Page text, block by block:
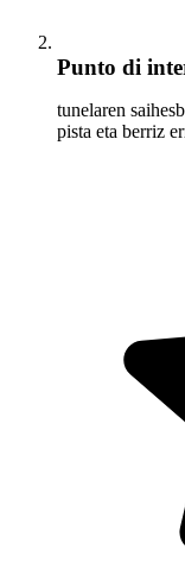
Punto di
tunelaren
pista eta berriz